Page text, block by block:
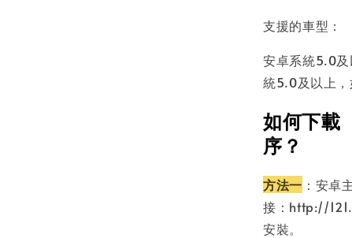
支援的車型：
安卓系統5.0
統5.0及以上，
如何下載
序？
方法一 ：安卓
接：http://
安裝。